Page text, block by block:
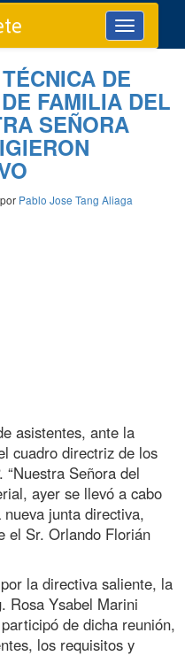
Toggle
navigation
DE
FAMILIA DEL
SEÑORA
Pablo Jose Tang Aliaga
asistentes, ante la
cuadro directriz de los
Señora del
ayer se llevó a cabo
junta directiva,
el Sr. Orlando Florián
la directiva saliente, la
Rosa Ysabel Marini
de dicha reunión,
los requisitos y